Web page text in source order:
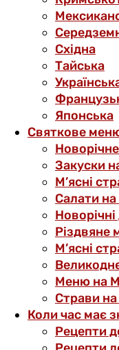
Східна
Тайська
Японська
Святкове
Закуски
М’ясні
Салати
Різдвяне
М’ясні
Меню на
Страви на
Коли час має
Рецепти